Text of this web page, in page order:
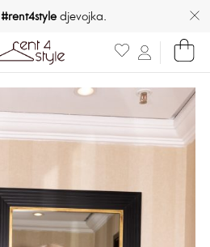
#rent4styledjevojka.